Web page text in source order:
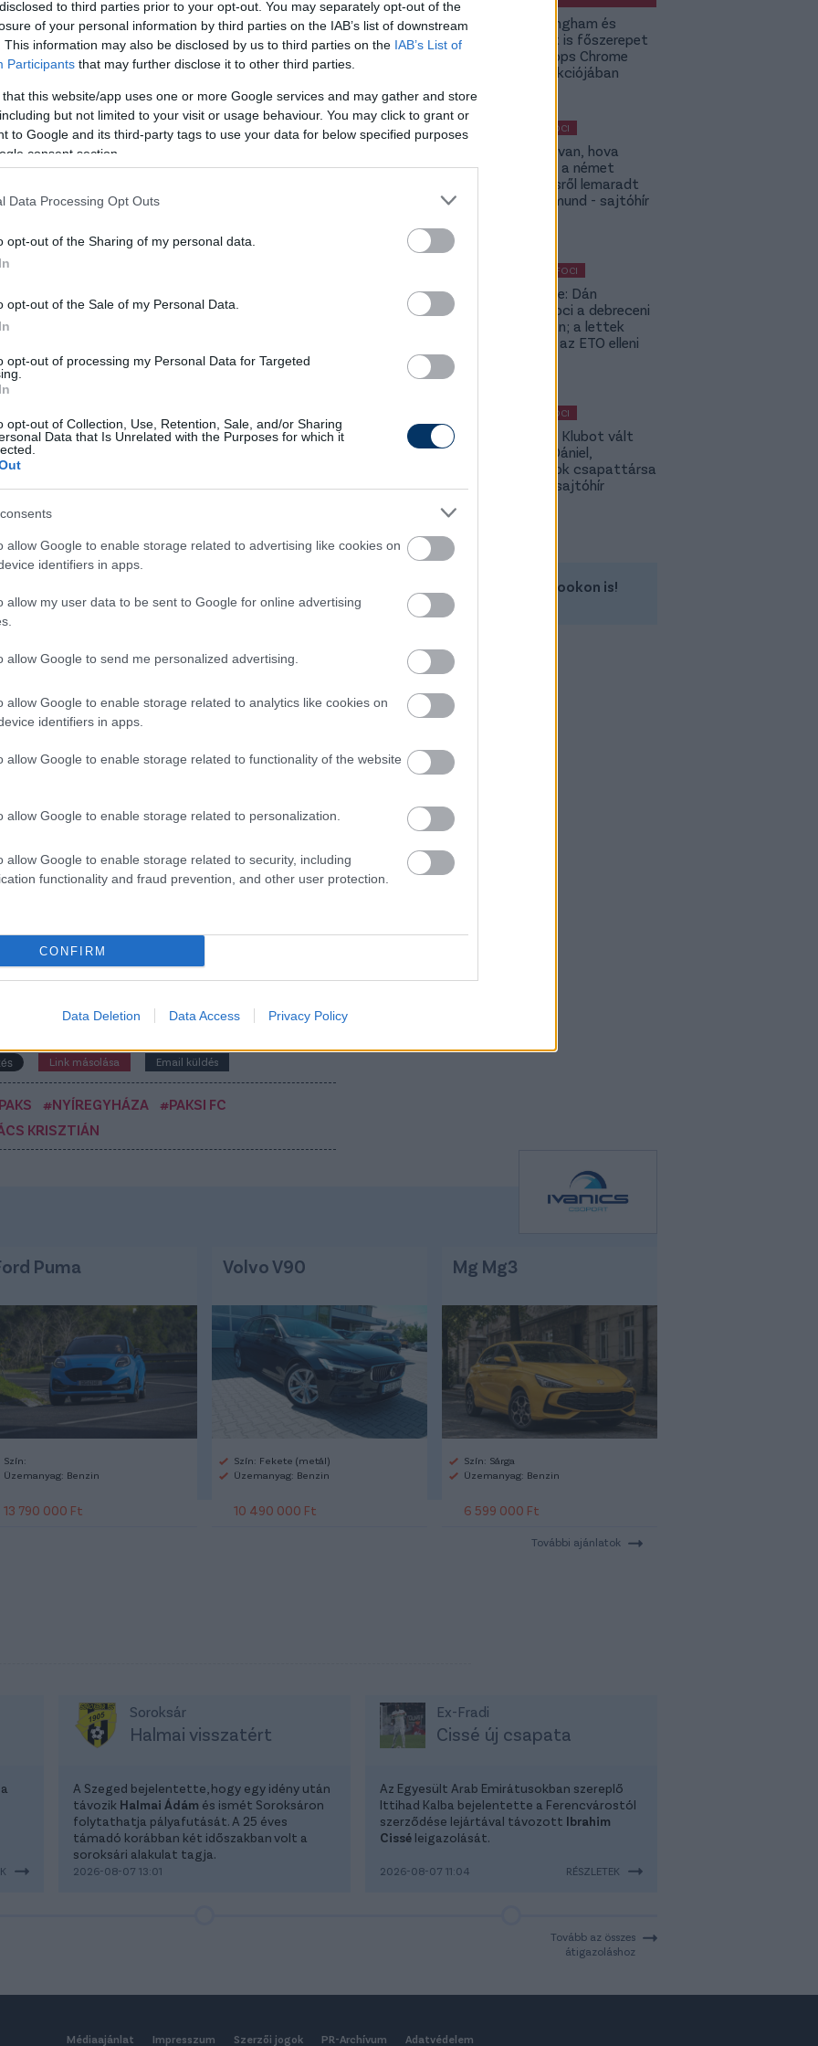
to third parties prior to your opt-out. You may separately opt-out of the
of your personal information by third parties on the IAB’s list of downstream
This information may also be disclosed by us to third parties on the IAB’s List of
Participants that may further disclose it to other third parties.
that this website/app uses one or more Google services and may gather and store
but not limited to your visit or usage behaviour. You may click to grant or
to Google and its third-party tags to use your data for below specified purposes
consent section.
Data Processing Opt Outs
opt-out of the Sharing of my personal data.
opt-out of the Sale of my Personal Data.
opt-out of processing my Personal Data for Targeted
opt-out of Collection, Use, Retention, Sale, and/or Sharing
Data that Is Unrelated with the Purposes for which it
allow Google to enable storage related to advertising like cookies on
identifiers in apps.
allow my user data to be sent to Google for online advertising
allow Google to send me personalized advertising.
allow Google to enable storage related to analytics like cookies on
identifiers in apps.
allow Google to enable storage related to functionality of the website
allow Google to enable storage related to personalization.
allow Google to enable storage related to security, including
functionality and fraud prevention, and other user protection.
CONFIRM
Data Deletion Data Access Privacy Policy
kölcsönben érkezik a Szparihoz. Az
a nyíregyházi klubnak, mert Farkas
diagnosztizáltak, ami miatt hosszabb időre
tagja volt a korosztályos
A tavalyi idényben 29 bajnokin lépett
három gólpasszt is adott. Ősszel 7 NB I-es
szeptember közepe óta mindössze egyszer
ismerős van a csapatban. Sok jót hallottam
jó gárdához érkeztem, és hogy mennyire
várom, hogy az új stadionban
legyünk tavasszal. Dolgoztam együtt
szakmai vonalat képvisel. Szeretnék
szerepel kölcsönben a játékos
csontödémát, melynek
Sajnos úgy tűnik, hogy a tavasz végéig nem
Jaroslav Navrátil maradt egyedül.
a keretben a megfelelő létszám, ezért
Úgy érzem érkezésével minőségileg
hozzáFekete Tivadarsportigazgató.
I: Befutott Zalaegerszegre a
a Baník Ostrava szlovák válogatott
az elsők között legyen a Google-
Link másolása Email küldés
#NYÍREGYHÁZA
#PAKSI FC
KRISZTIÁN
Jude Bellingham és
Budapest is főszerepet
kap a Topps Chrome
UCC kollekciójában
MAGYAR FOCI
ETO: Megvan, hova
igazolhat a német
szerződésről lemaradt
Tóth Rajmund - sajtóhír
KÜLFÖLDI FOCI
Lapszemle: Dán
szambafoci a debreceni
szaunában; a lettek
kevesellik az ETO elleni
MAGYAR FOCI
Légiósok: Klubot vált
Gazdag Dániel,
világbajnok csapattársa
is lehet - sajtóhír
Kövess minket a Facebookon is!
Puma
Szín:
Üzemanyag: Benzin
13 790 000 Ft
Volvo V90
Szín: Fekete (metál)
Üzemanyag: Benzin
10 490 000 Ft
Mg Mg3
Szín: Sárga
Üzemanyag: Benzin
6 599 000 Ft
További ajánlatok
Soroksár
Halmai visszatért
A Szeged bejelentette, hogy egy idény után
távozik Halmai Ádám és ismét Soroksáron
folytathatja pályafutását. A 25 éves
támadó korábban két időszakban volt a
soroksári alakulat tagja.
2026-08-07 13:01
Ex-Fradi
Cissé új csapata
Az Egyesült Arab Emirátusokban szereplő
Ittihad Kalba bejelentette a Ferencvárostól
szerződése lejártával távozott Ibrahim
Cissé leigazolását.
2026-08-07 11:04 RÉSZLETEK
Tovább az összes
átigazoláshoz
Médiaajánlat Impresszum Szerzői jogok PR-Archívum Adatvédelem